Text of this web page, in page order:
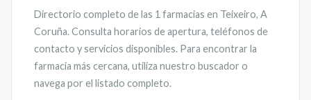
Directorio completo de las 1 farmacias en Teixeiro, A
Coruña. Consulta horarios de apertura, teléfonos de
contacto y servicios disponibles. Para encontrar la
farmacia más cercana, utiliza nuestro buscador o
navega por el listado completo.